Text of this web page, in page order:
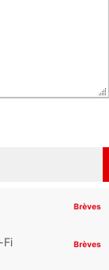
Brèves
Fi
Brèves